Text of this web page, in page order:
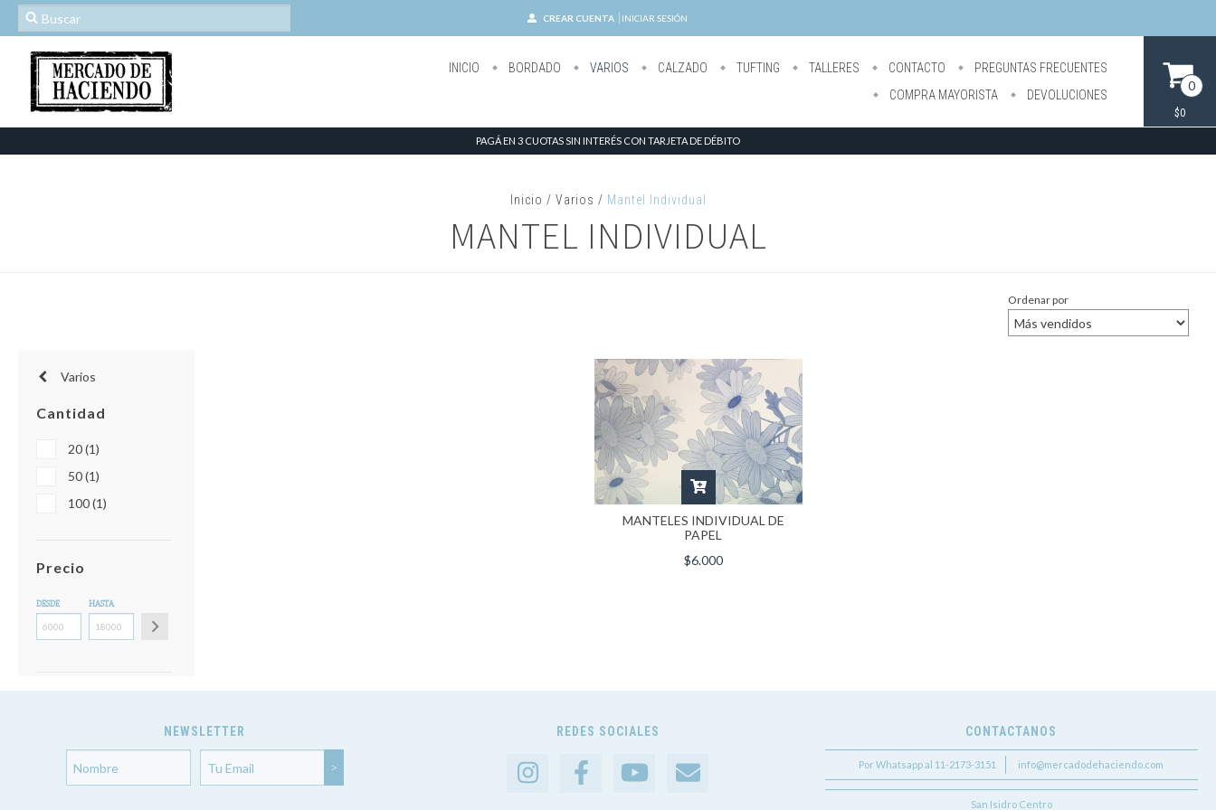
CREAR CUENTA INICIAR SESIÓN
INICIO BORDADO VARIOS CALZADO TUFTING TALLERES CONTACTO
PREGUNTAS FRECUENTES
COMPRA MAYORISTA
DEVOLUCIONES
0
$0
PAGÁ EN 3 CUOTAS SIN INTERÉS CON TARJETA DE DÉBITO
Inicio / Varios / Mantel Individual
MANTEL INDIVIDUAL
Ordenar por
Varios
Cantidad
20 (1)
50 (1)
100 (1)
Precio
DESDE HASTA
MANTELES INDIVIDUAL DE
PAPEL
$6.000
NEWSLETTER REDES SOCIALES CONTACTANOS
Por Whatsapp al 11-2173-3151 info@mercadodehaciendo.com
San Isidro Centro